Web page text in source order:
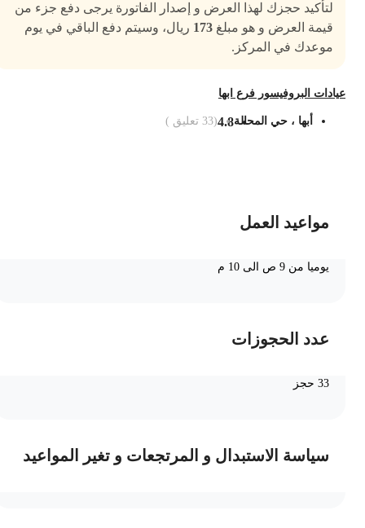
لتأكيد حجزك لهذا العرض و إصدار الفاتورة يرجى دفع جزء من
قيمة العرض و هو مبلغ173 ريال، وسيتم دفع الباقي في يوم
موعدك في المركز.
البروفيسور فرع ابها
أبها ، حي المحالة4.8
(
33تعليق )
مواعيد العمل
يوميا من 9 ص الى 10 م
عدد الحجوزات
سياسة الاستبدال و المرتجعات و تغير المواعيد